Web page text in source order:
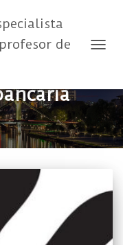
de